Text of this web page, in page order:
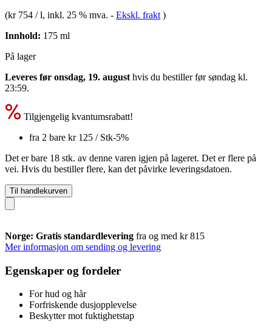
(kr 754 / l, inkl. 25 % mva. - Ekskl. frakt )
Innhold: 175 ml
På lager
Leveres før onsdag, 19. august hvis du bestiller førsøndag kl.
23:59.
Tilgjengelig kvantumsrabatt!
fra 2 bare kr 125 / Stk-5%
Det er bare 18 stk. av denne varen igjen på lageret. Det er flere på
vei. Hvis du bestiller flere, kan det påvirke leveringsdatoen.
Til handlekurven
Norge: Gratis standardlevering fra og med kr 815
Mer informasjon om sending og levering
Egenskaper og fordeler
For hud og hår
Forfriskende dusjopplevelse
Beskytter mot fuktighetstap